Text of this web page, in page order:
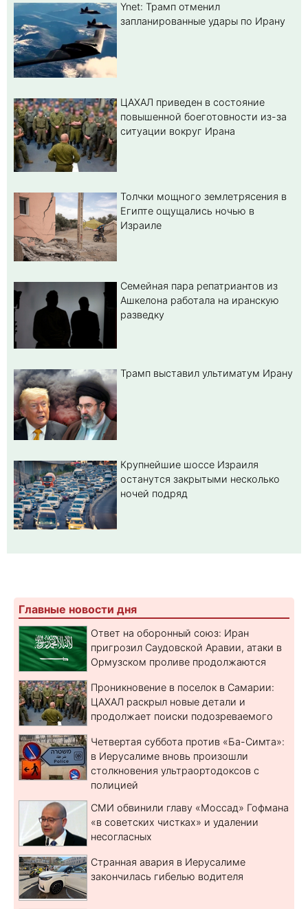
Ynet: Трамп отменил
запланированные удары по Ирану
ЦАХАЛ приведен в состояние
повышенной боеготовности из-за
ситуации вокруг Ирана
Толчки мощного землетрясения в
Египте ощущались ночью в
Израиле
Семейная пара репатриантов из
Ашкелона работала на иранскую
разведку
Трамп выставил ультиматум Ирану
Крупнейшие шоссе Израиля
останутся закрытыми несколько
ночей подряд
Главные новости дня
Ответ на оборонный союз: Иран
пригрозил Саудовской Аравии, атаки в
Ормузском проливе продолжаются
Проникновение в поселок в Самарии:
ЦАХАЛ раскрыл новые детали и
продолжает поиски подозреваемого
Четвертая суббота против «Ба-Симта»:
в Иерусалиме вновь произошли
столкновения ультраортодоксов с
полицией
СМИ обвинили главу «Моссад» Гофмана
«в советских чистках» и удалении
несогласных
Странная авария в Иерусалиме
закончилась гибелью водителя